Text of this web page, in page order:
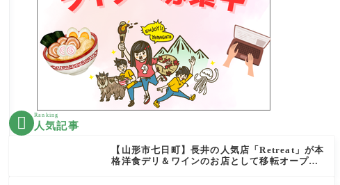
 Ranking
人気記事
【山形市七日町】長井の人気店「Retreat」が本
格洋食デリ＆ワインのお店として移転オープン